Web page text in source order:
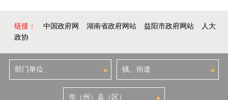
链接： 中国政府网 湖南省政府网站 益阳市政府网站
人大
政协